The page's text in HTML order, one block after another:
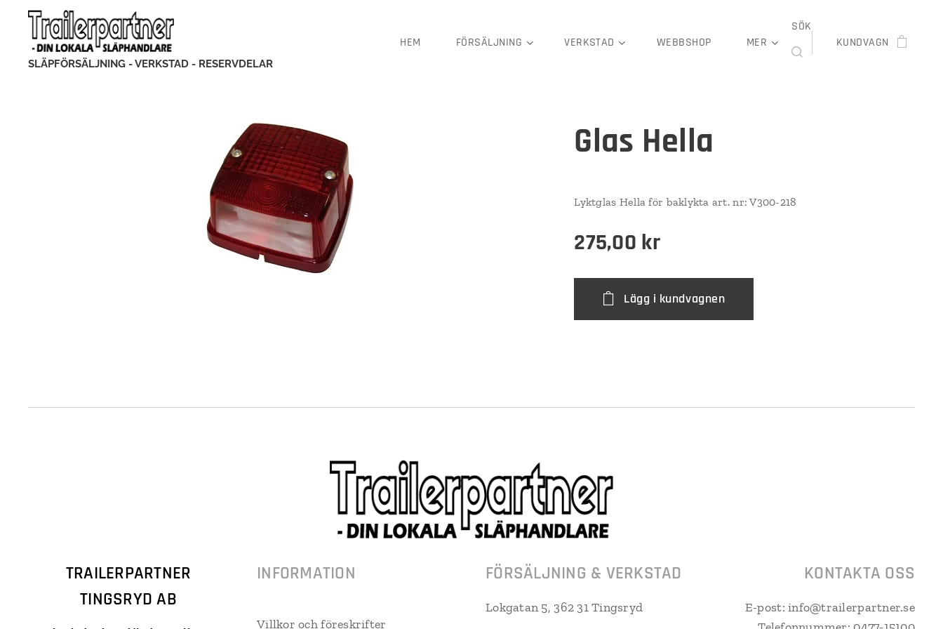
SLÄPFÖRSÄLJNING - VERKSTAD - RESERVDELAR
HEM FÖRSÄLJNING VERKSTAD WEBBSHOP MER
SÖK
KUNDVAGN
Glas Hella
Lyktglas Hella för baklykta art. nr: V300-218
275,00 kr
Lägg i kundvagnen
TRAILERPARTNER
TINGSRYD AB
INFORMATION
Villkor och föreskrifter
FÖRSÄLJNING & VERKSTAD
Lokgatan 5, 362 31 Tingsryd
KONTAKTA OSS
E-post: info@trailerpartner.se